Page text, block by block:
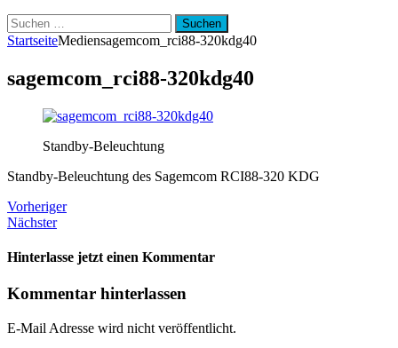
Suchen
nach:
StartseiteMediensagemcom_rci88-320kdg40
sagemcom_rci88-320kdg40
Standby-Beleuchtung
Standby-Beleuchtung des Sagemcom RCI88-320 KDG
Vorheriger
Nächster
Hinterlasse jetzt einen Kommentar
Kommentar hinterlassen
E-Mail Adresse wird nicht veröffentlicht.